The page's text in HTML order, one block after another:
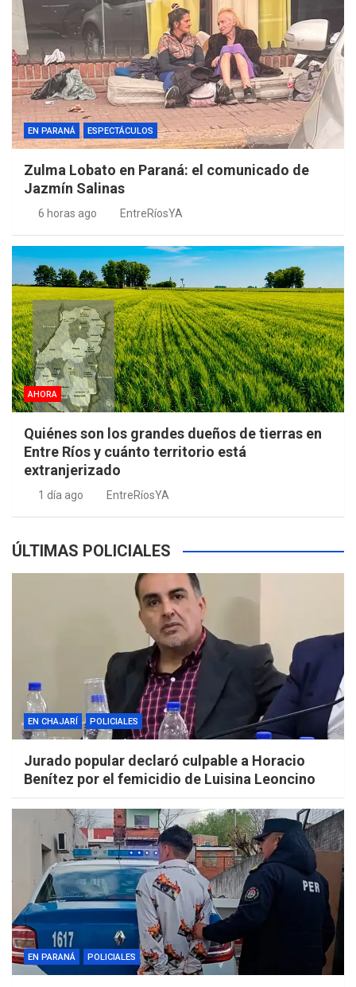
EN PARANÁ ESPECTÁCULOS
Zulma Lobato en Paraná: el comunicado de
Jazmín Salinas
6 horas ago EntreRíosYA
AHORA
Quiénes son los grandes dueños de tierras en
Entre Ríos y cuánto territorio está
extranjerizado
1 día ago EntreRíosYA
ÚLTIMAS POLICIALES
EN CHAJARÍ POLICIALES
Jurado popular declaró culpable a Horacio
Benítez por el femicidio de Luisina Leoncino
EN PARANÁ POLICIALES